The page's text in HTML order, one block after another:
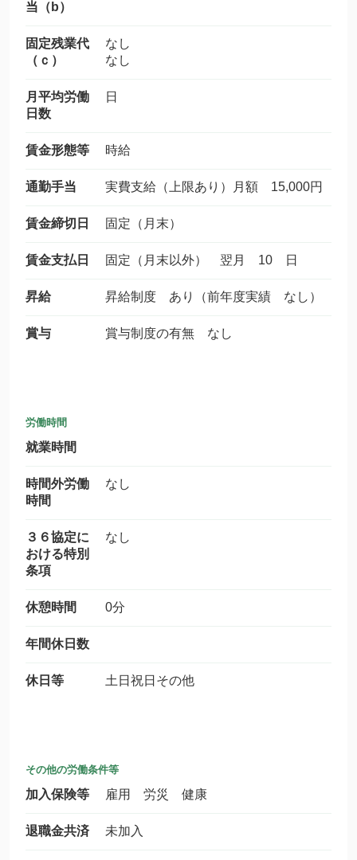
当（b）
固定残業代
（ｃ）
なし
なし
月平均労働
日数
日
賃金形態等 時給
通勤手当 実費支給（上限あり）月額 15,000円
賃金締切日 固定（月末）
賃金支払日 固定（月末以外） 翌月 10 日
昇給 昇給制度 あり（前年度実績 なし）
賞与 賞与制度の有無 なし
労働時間
就業時間
時間外労働
時間
なし
３６協定に
おける特別
条項
なし
休憩時間 0分
年間休日数
休日等 土日祝日その他
その他の労働条件等
加入保険等 雇用 労災 健康
退職金共済 未加入